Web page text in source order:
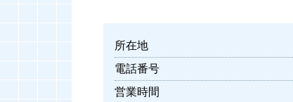
所在地
電話番号
営業時間